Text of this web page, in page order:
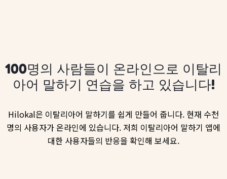
100명의 사람들이 온라인으로 이탈리
아어 말하기 연습을 하고 있습니다!
Hilokal은 이탈리아어 말하기를 쉽게 만들어 줍니다. 현재 수천
명의 사용자가 온라인에 있습니다. 저희 이탈리아어 말하기 앱에
대한 사용자들의 반응을 확인해 보세요.